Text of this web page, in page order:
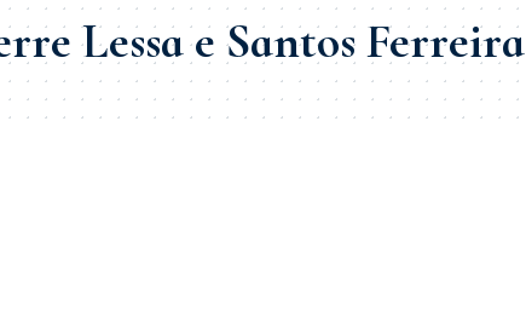
Lessa e Santos Ferreira